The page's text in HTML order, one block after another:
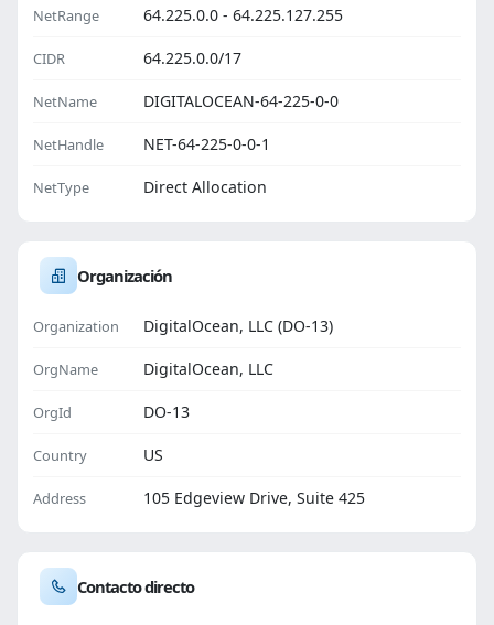
NetRange 64.225.0.0 - 64.225.127.255
CIDR 64.225.0.0/17
NetName DIGITALOCEAN-64-225-0-0
NetHandle NET-64-225-0-0-1
NetType Direct Allocation
Organización
Organization DigitalOcean, LLC (DO-13)
OrgName DigitalOcean, LLC
OrgId DO-13
Country US
Address 105 Edgeview Drive, Suite 425
Contacto directo